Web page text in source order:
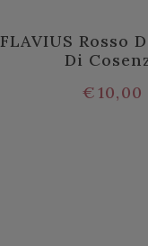
FLAVIUS Rosso
Di
€ 10,00